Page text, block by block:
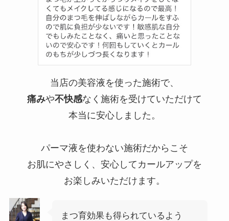
当店の美容液を使った施術で、
痛みや不快感なく施術を受けていただけて
本当に安心しました。
パーマ液を使わない施術だからこそ
お肌にやさしく、安心してカールアップを
お楽しみいただけます。
まつ育効果も得られているよう